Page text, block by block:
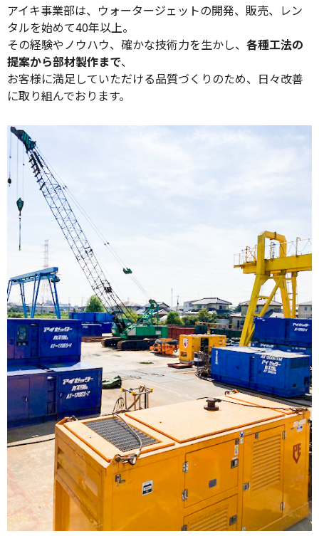
アイキ事業部は、ウォータージェットの開発、販売、レン
タルを始めて40年以上。
その経験やノウハウ、確かな技術力を生かし、 各種工法の
提案から部材製作まで、
お客様に満足していただける品質づくりのため、日々改善
に取り組んでおります。